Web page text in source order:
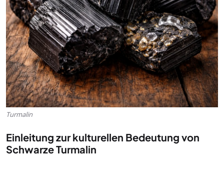
Turmalin
Einleitung zur kulturellen Bedeutung von
Schwarze Turmalin